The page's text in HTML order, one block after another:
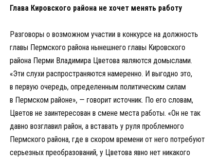
Глава Кировского района не хочет менять работу
Разговоры о возможном участии в конкурсе на должность
главы Пермского района нынешнего главы Кировского
района Перми Владимира Цветова являются домыслами.
«Эти слухи распространяются намеренно. И выгодно это,
в первую очередь, определенным политическим силам
в Пермском районе», — говорит источник. По его словам,
Цветов не заинтересован в смене места работы. «Он не так
давно возглавил район, а вставать у руля проблемного
Пермского района, где в скором времени от него потребуют
серьезных преобразований, у Цветова явно нет никакого